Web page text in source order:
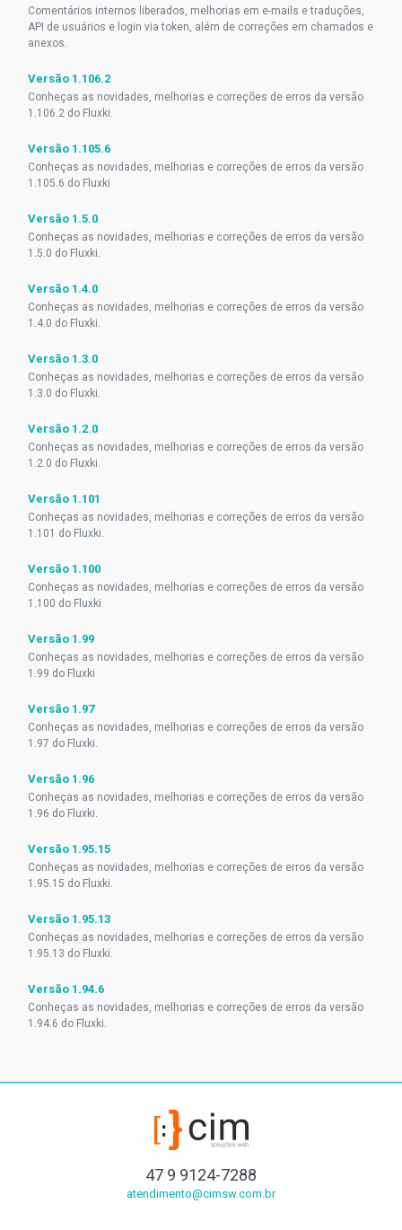
Comentários internos liberados, melhorias em e-mails e traduções,
API de usuários e login via token, além de correções em chamados e
anexos.
Versão 1.106.2
Conheças as novidades, melhorias e correções de erros da versão
1.106.2 do Fluxki.
Versão 1.105.6
Conheças as novidades, melhorias e correções de erros da versão
1.105.6 do Fluxki
Versão 1.5.0
Conheças as novidades, melhorias e correções de erros da versão
1.5.0 do Fluxki.
Versão 1.4.0
Conheças as novidades, melhorias e correções de erros da versão
1.4.0 do Fluxki.
Versão 1.3.0
Conheças as novidades, melhorias e correções de erros da versão
1.3.0 do Fluxki.
Versão 1.2.0
Conheças as novidades, melhorias e correções de erros da versão
1.2.0 do Fluxki.
Versão 1.101
Conheças as novidades, melhorias e correções de erros da versão
1.101 do Fluxki.
Versão 1.100
Conheças as novidades, melhorias e correções de erros da versão
1.100 do Fluxki
Versão 1.99
Conheças as novidades, melhorias e correções de erros da versão
1.99 do Fluxki
Versão 1.97
Conheças as novidades, melhorias e correções de erros da versão
1.97 do Fluxki.
Versão 1.96
Conheças as novidades, melhorias e correções de erros da versão
1.96 do Fluxki.
Versão 1.95.15
Conheças as novidades, melhorias e correções de erros da versão
1.95.15 do Fluxki.
Versão 1.95.13
Conheças as novidades, melhorias e correções de erros da versão
1.95.13 do Fluxki.
Versão 1.94.6
Conheças as novidades, melhorias e correções de erros da versão
1.94.6 do Fluxki.
47 9 9124-7288
atendimento@cimsw.com.br